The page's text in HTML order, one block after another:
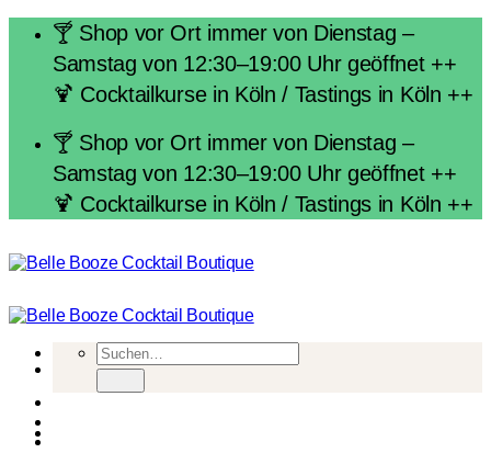
springen
🍸 Shop vor Ort immer von Dienstag –
Samstag von 12:30–19:00 Uhr geöffnet ++
🍹 Cocktailkurse in Köln / Tastings in Köln ++
🍸 Shop vor Ort immer von Dienstag –
Samstag von 12:30–19:00 Uhr geöffnet ++
🍹 Cocktailkurse in Köln / Tastings in Köln ++
Suchen
nach: